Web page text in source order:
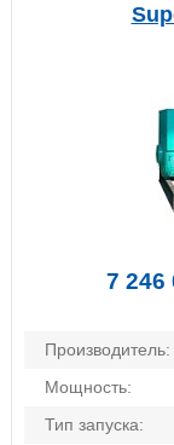
7 246
Производитель:
Мощность:
Тип запуска: